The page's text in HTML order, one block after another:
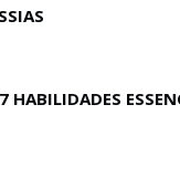
HABILIDADES